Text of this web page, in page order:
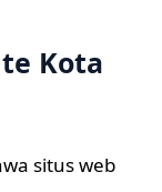
Kota
situs web